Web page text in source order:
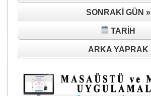
SONRAKI GÜN »
TARIH
ARKA YAPRAK